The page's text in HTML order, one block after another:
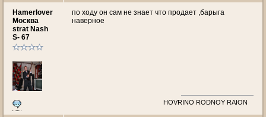
Hamerlover
Москва
strat Nash
S- 67
по ходу он сам не знает что продает ,барыга
наверное
HOVRINO RODNOY RAION